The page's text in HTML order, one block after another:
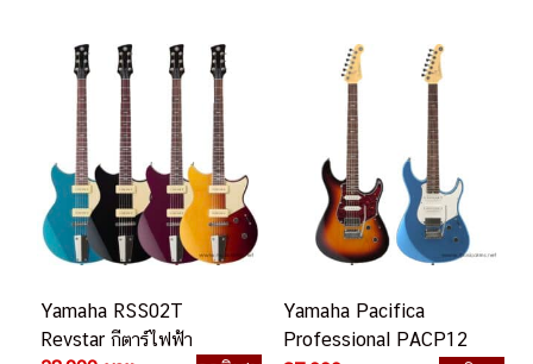
Yamaha RSS02T
Revstar กีตาร์ไฟฟ้า
Yamaha Pacifica
Professional PACP12